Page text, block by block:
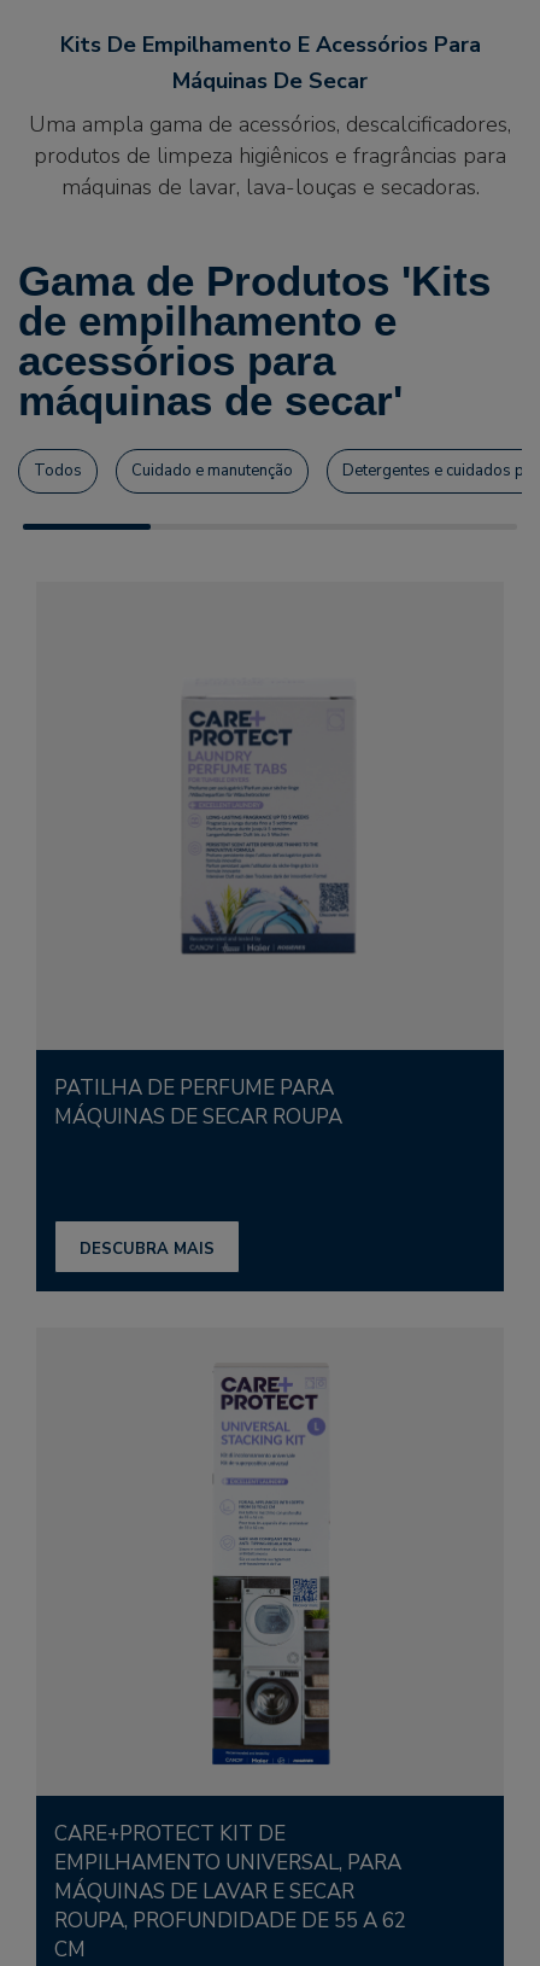
Kits De Empilhamento E Acessórios Para
Máquinas De Secar
Uma ampla gama de acessórios, descalcificadores,
produtos de limpeza higiênicos e fragrâncias para
máquinas de lavar, lava-louças e secadoras.
Gama de Produtos 'Kits
de empilhamento e
acessórios para
máquinas de secar'
Todos Cuidado e manutenção Detergentes e cuidados
PATILHA DE PERFUME PARA
MÁQUINAS DE SECAR ROUPA
DESCUBRA MAIS
CARE+PROTECT KIT DE
EMPILHAMENTO UNIVERSAL, PARA
MÁQUINAS DE LAVAR E SECAR
ROUPA, PROFUNDIDADE DE 55 A 62
CM